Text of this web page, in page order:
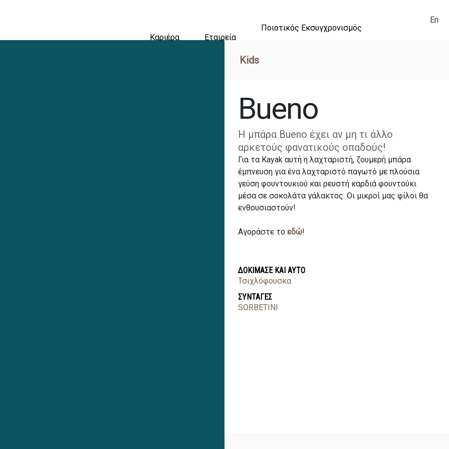
Καριέρα Εταιρεία
Ποιοτικός Εκσυγχρονισμός
En
Kids
Bueno
Η μπάρα Bueno έχει αν μη τι άλλο
αρκετούς φανατικούς οπαδούς!
Για τα Kayak αυτή η λαχταριστή, ζουμερή μπάρα
έμπνευση για ένα λαχταριστό παγωτό με πλούσια
γεύση φουντουκιού και ρευστή καρδιά φουντούκι
μέσα σε σοκολάτα γάλακτος. Οι μικροί μας φίλοι θα
ενθουσιαστούν!
Αγοράστε το εδώ!
ΔΟΚΙΜΑΣΕ ΚΑΙ ΑΥΤΟ
Τσιχλόφουσκα
ΣΥΝΤΑΓΕΣ
SORBETINI